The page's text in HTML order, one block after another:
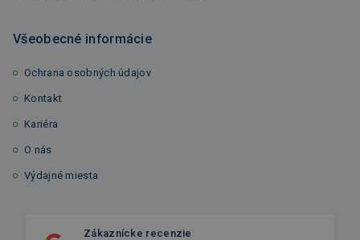
Všeobecné informácie
Ochrana osobných údajov
Kontakt
Kariéra
O nás
Výdajné miesta
Zákaznícke recenzie